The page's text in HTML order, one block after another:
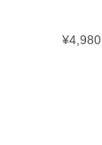
¥4,980